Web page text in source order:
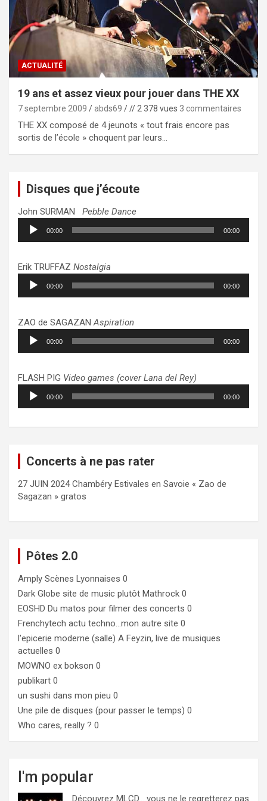
ACTUALITÉ
19 ans et assez vieux pour jouer dans THE XX
7 septembre 2009 abds69 // 2 378 vues 3 commentaires
THE XX composé de 4 jeunots « tout frais encore pas
sortis de l’école » choquent par leurs…
Disques que j’écoute
John SURMAN Pebble Dance
Lecteur
audio
00:00 00:00
Erik TRUFFAZ Nostalgia
Lecteur
audio
00:00 00:00
ZAO de SAGAZANAspiration
Lecteur
audio
00:00 00:00
FLASH PIG Video games (cover Lana del Rey)
Lecteur
audio
00:00 00:00
Concerts à ne pas rater
27 JUIN 2024 Chambéry Estivales en Savoie « Zao de
Sagazan » gratos
Pôtes 2.0
Amply Scènes Lyonnaises 0
Dark Globe site de music plutôt Mathrock 0
EOSHD Du matos pour filmer des concerts 0
Frenchytech actu techno…mon autre site 0
l'epicerie moderne (salle) A Feyzin, live de musiques
actuelles 0
MOWNO ex bokson 0
publikart 0
un sushi dans mon pieu 0
Une pile de disques (pour passer le temps) 0
Who cares, really ? 0
I'm popular
Découvrez MLCD… vous ne le regretterez pas